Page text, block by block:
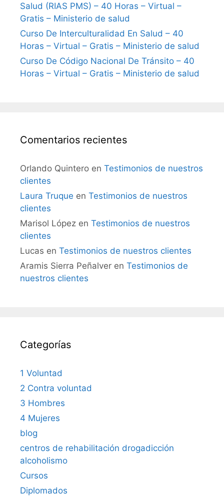
Salud (RIAS PMS) – 40 Horas – Virtual –
Gratis – Ministerio de salud
Curso De Interculturalidad En Salud – 40
Horas – Virtual – Gratis – Ministerio de salud
Curso De Código Nacional De Tránsito – 40
Horas – Virtual – Gratis – Ministerio de salud
Comentarios recientes
Orlando Quintero en Testimonios de nuestros
clientes
Laura Truque en Testimonios de nuestros
clientes
Marisol López en Testimonios de nuestros
clientes
Lucas en Testimonios de nuestros clientes
Aramis Sierra Peñalver en Testimonios de
nuestros clientes
Categorías
1 Voluntad
2 Contra voluntad
3 Hombres
4 Mujeres
blog
centros de rehabilitación drogadicción
alcoholismo
Cursos
Diplomados